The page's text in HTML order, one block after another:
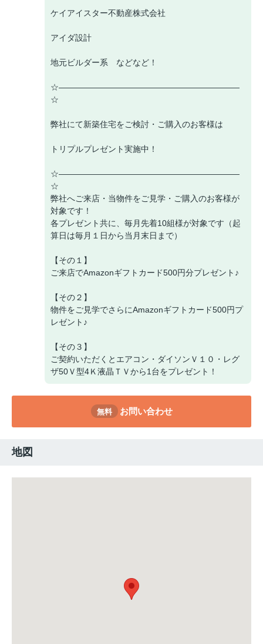
ケイアイスター不動産株式会社
アイダ設計
地元ビルダー系 などなど！
☆――――――――――――――――――――――
☆
弊社にて新築住宅をご検討・ご購入のお客様は
トリプルプレゼント実施中！
☆――――――――――――――――――――――
☆
弊社へご来店・当物件をご見学・ご購入のお客様が
対象です！
各プレゼント共に、毎月先着10組様が対象です（起
算日は毎月１日から当月末日まで）
【その１】
ご来店でAmazonギフトカード500円分プレゼント♪
【その２】
物件をご見学でさらにAmazonギフトカード500円プ
レゼント♪
【その３】
ご契約いただくとエアコン・ダイソンＶ１０・レグ
ザ50Ｖ型4Ｋ液晶ＴＶから1台をプレゼント！
無料 お問い合わせ
地図